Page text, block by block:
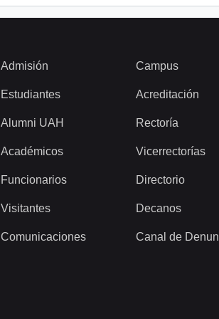
Admisión
Estudiantes
Alumni UAH
Académicos
Funcionarios
Visitantes
Comunicaciones
Campus
Acreditación
Rectoría
Vicerrectorías
Directorio
Decanos
Canal de